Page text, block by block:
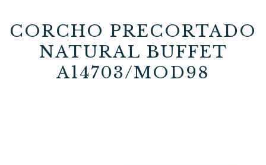
CORCHO PRECORTADO
NATURAL BUFFET
A14703/MOD98